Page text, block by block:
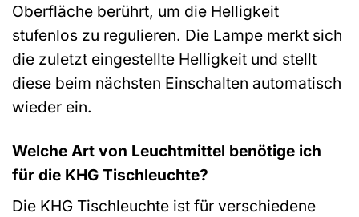
Oberfläche berührt, um die Helligkeit
stufenlos zu regulieren. Die Lampe merkt sich
die zuletzt eingestellte Helligkeit und stellt
diese beim nächsten Einschalten automatisch
wieder ein.
Welche Art von Leuchtmittel benötige ich
für die KHG Tischleuchte?
Die KHG Tischleuchte ist für verschiedene